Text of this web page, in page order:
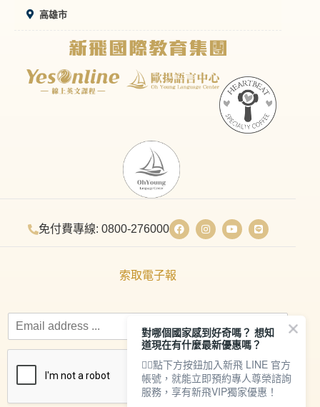
高雄市
免付費專線: 0800-276000
索取電子報
對哪個國家感到好奇嗎？ 想知
道現在有什麼最新優惠嗎？
👇🏻點下方按鈕加入新飛 LINE 官方
帳號，就能立即預約專人尊榮諮詢
服務，享有新飛VIP獨家優惠！